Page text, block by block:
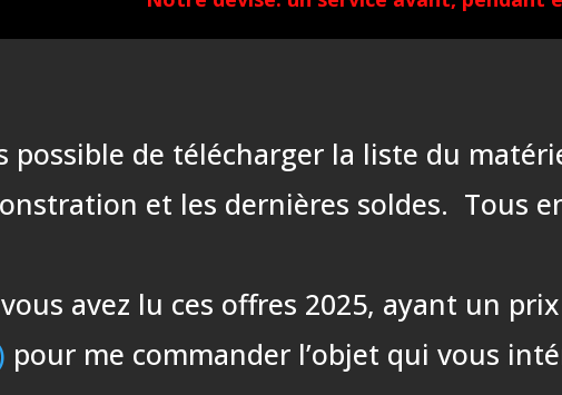
possible de télécharger la liste du
et les dernières soldes. Tous
avez lu ces offres 2025, ayant un
pour me commander l’objet qui vous